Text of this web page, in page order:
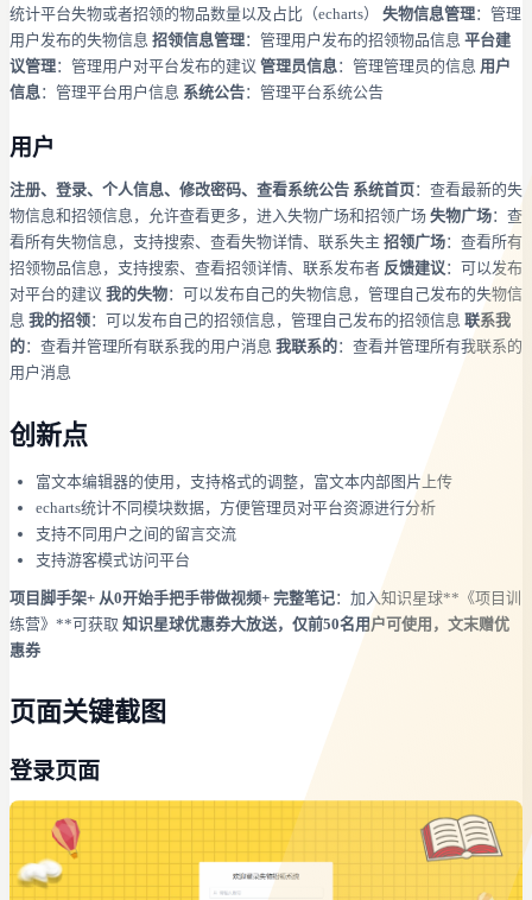
统计平台失物或者招领的物品数量以及占比（echarts） 失物信息管理：管理
用户发布的失物信息 招领信息管理：管理用户发布的招领物品信息 平台建
议管理：管理用户对平台发布的建议 管理员信息：管理管理员的信息 用户
信息：管理平台用户信息 系统公告：管理平台系统公告
用户
注册、登录、个人信息、修改密码、查看系统公告 系统首页：查看最新的失
物信息和招领信息，允许查看更多，进入失物广场和招领广场 失物广场：查
看所有失物信息，支持搜索、查看失物详情、联系失主 招领广场：查看所有
招领物品信息，支持搜索、查看招领详情、联系发布者 反馈建议：可以发布
对平台的建议 我的失物：可以发布自己的失物信息，管理自己发布的失物信
息 我的招领：可以发布自己的招领信息，管理自己发布的招领信息 联系我
的：查看并管理所有联系我的用户消息 我联系的：查看并管理所有我联系的
用户消息
创新点
富文本编辑器的使用，支持格式的调整，富文本内部图片上传
echarts统计不同模块数据，方便管理员对平台资源进行分析
支持不同用户之间的留言交流
支持游客模式访问平台
项目脚手架+ 从0开始手把手带做视频+ 完整笔记：加入知识星球**《项目训
练营》**可获取 知识星球优惠券大放送，仅前50名用户可使用，文末赠优
惠券
页面关键截图
登录页面